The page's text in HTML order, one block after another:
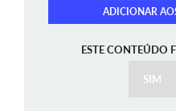
ADICIONAR
ESTE CONTEÚDO
SIM